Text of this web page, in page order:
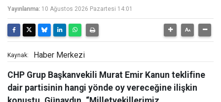
Yayınlanma: 10 Ağustos 2026 Pazartesi 14:01
Kaynak: Haber Merkezi
CHP Grup Başkanvekili Murat Emir Kanun teklifine
dair partisinin hangi yönde oy vereceğine ilişkin